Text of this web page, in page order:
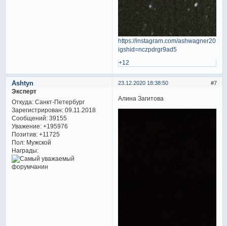
https://instagram.com/ashwagner2010?
igshid=nczpdrgr9ad5
+12
7
23.12.2020 18:38:50
Ashtyn
Эксперт
Откуда:Санкт-Петербург
Зарегистрирован: 09.11.2018
Сообщений:39155
Уважение: +195976
Позитив: +11725
Пол:Мужской
Награды:
Алина Загитова